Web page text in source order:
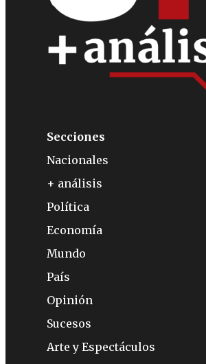
Secciones
Nacionales
+ análisis
Política
Economía
Mundo
País
Opinión
Sucesos
Arte y Espectáculos